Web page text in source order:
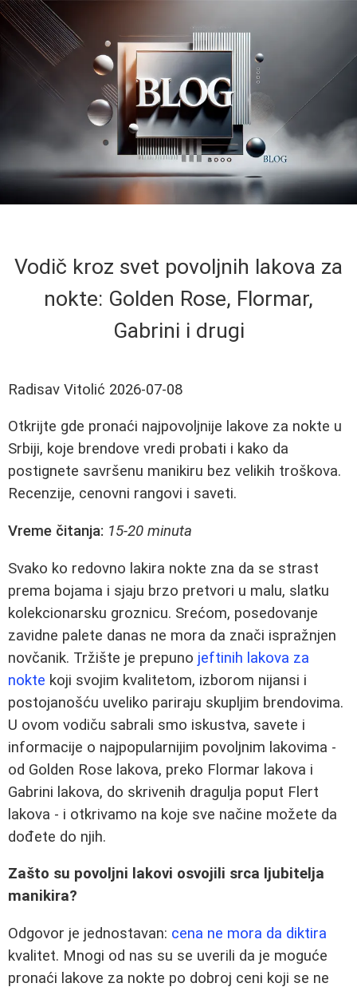
Vodič kroz svet povoljnih lakova za
nokte: Golden Rose, Flormar,
Gabrini i drugi
Radisav Vitolić 2026-07-08
Otkrijte gde pronaći najpovoljnije lakove za nokte u
Srbiji, koje brendove vredi probati i kako da
postignete savršenu manikiru bez velikih troškova.
Recenzije, cenovni rangovi i saveti.
Vreme čitanja: 15-20 minuta
Svako ko redovno lakira nokte zna da se strast
prema bojama i sjaju brzo pretvori u malu, slatku
kolekcionarsku groznicu. Srećom, posedovanje
zavidne palete danas ne mora da znači ispražnjen
novčanik. Tržište je prepuno jeftinih lakova za
nokte koji svojim kvalitetom, izborom nijansi i
postojanošću uveliko pariraju skupljim brendovima.
U ovom vodiču sabrali smo iskustva, savete i
informacije o najpopularnijim povoljnim lakovima -
od Golden Rose lakova, preko Flormar lakova i
Gabrini lakova, do skrivenih dragulja poput Flert
lakova - i otkrivamo na koje sve načine možete da
dođete do njih.
Zašto su povoljni lakovi osvojili srca ljubitelja
manikira?
Odgovor je jednostavan: cena ne mora da diktira
kvalitet. Mnogi od nas su se uverili da je moguće
pronaći lakove za nokte po dobroj ceni koji se ne